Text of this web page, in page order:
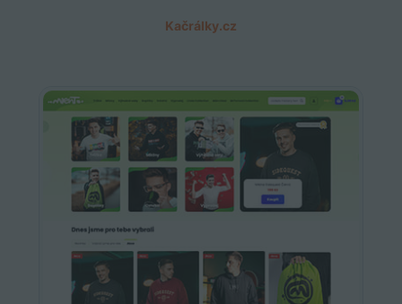
Kačrálky.cz